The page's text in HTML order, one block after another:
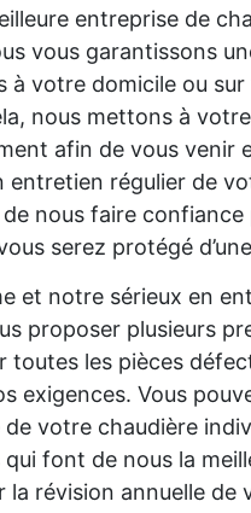
entreprise de
vous garantissons
à votre domicile ou
nous mettons à
afin de vous venir
entretien régulier de
de nous faire
serez protégé
et notre sérieux en
proposer plusieurs
toutes les pièces
exigences. Vous
votre chaudière
font de nous la
la révision annuelle de